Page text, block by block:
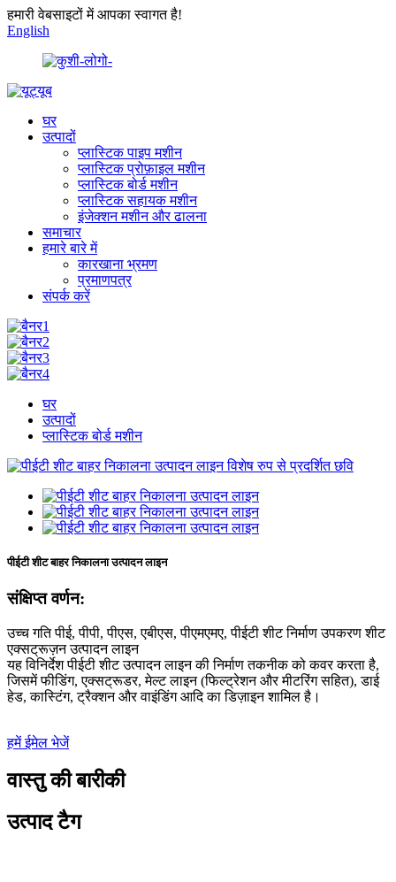
हमारी वेबसाइटों में आपका स्वागत है!
English
घर
उत्पादों
प्लास्टिक पाइप मशीन
प्लास्टिक प्रोफ़ाइल मशीन
प्लास्टिक बोर्ड मशीन
प्लास्टिक सहायक मशीन
इंजेक्शन मशीन और ढालना
समाचार
हमारे बारे में
कारखाना भ्रमण
प्रमाणपत्र
संपर्क करें
घर
उत्पादों
प्लास्टिक बोर्ड मशीन
पीईटी शीट बाहर निकालना उत्पादन लाइन
संक्षिप्त वर्णन:
उच्च गति पीई, पीपी, पीएस, एबीएस, पीएमएमए, पीईटी शीट निर्माण उपकरण शीट
एक्सट्रूज़न उत्पादन लाइन
यह विनिर्देश पीईटी शीट उत्पादन लाइन की निर्माण तकनीक को कवर करता है,
जिसमें फीडिंग, एक्सट्रूडर, मेल्ट लाइन (फिल्ट्रेशन और मीटरिंग सहित), डाई
हेड, कास्टिंग, ट्रैक्शन और वाइंडिंग आदि का डिज़ाइन शामिल है।
हमें ईमेल भेजें
वास्तु की बारीकी
उत्पाद टैग